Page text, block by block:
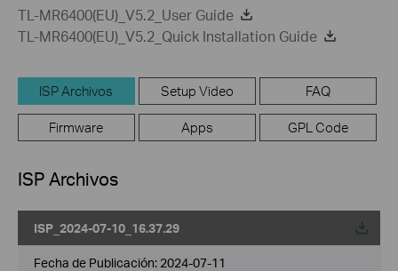
TL-MR6400(EU)_V5.2_User Guide
TL-MR6400(EU)_V5.2_Quick Installation Guide
ISP Archivos Setup Video FAQ
Firmware Apps GPL Code
ISP Archivos
ISP_2024-07-10_16.37.29
Fecha de Publicación: 2024-07-11